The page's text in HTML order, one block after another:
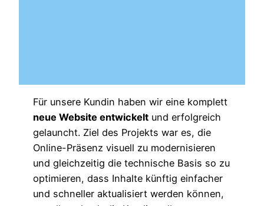
Für unsere Kundin haben wir eine komplett
neue Website entwickelt und erfolgreich
gelauncht. Ziel des Projekts war es, die
Online-Präsenz visuell zu modernisieren
und gleichzeitig die technische Basis so zu
optimieren, dass Inhalte künftig einfacher
und schneller aktualisiert werden können,